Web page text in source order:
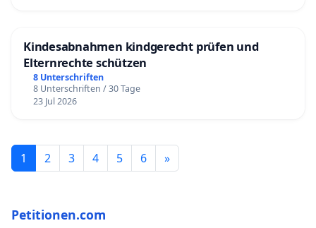
Kindesabnahmen kindgerecht prüfen und
Elternrechte schützen
8 Unterschriften
8 Unterschriften / 30 Tage
23 Jul 2026
1 2 3 4 5 6 »
Petitionen.com